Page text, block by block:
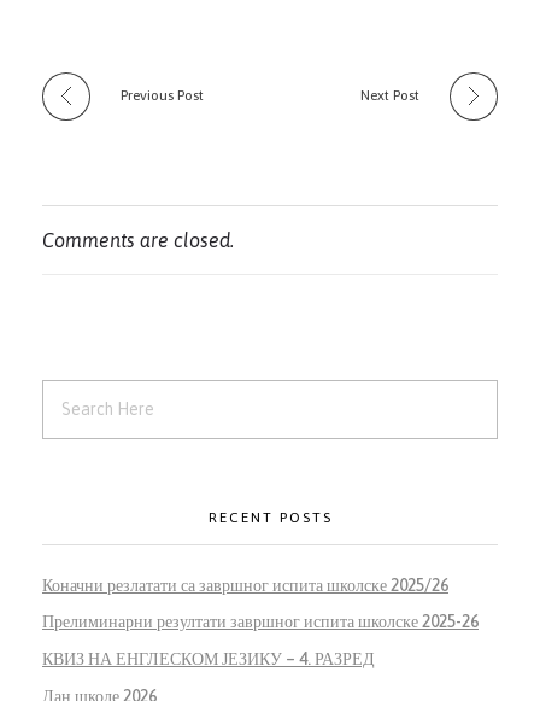
Previous Post Next Post
Comments are closed.
RECENT POSTS
Коначни резлатати са завршног испита школске 2025/26
Прелиминарни резултати завршног испита школске 2025-26
КВИЗ НА ЕНГЛЕСКОМ ЈЕЗИКУ – 4. РАЗРЕД
Дан школе 2026